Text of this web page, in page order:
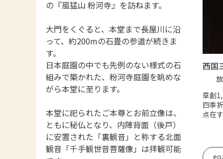
の『風猛山 粉河寺』を訪ねます。
大門をくぐると、本堂まで長屋川に沿
って、約200mの石畳の参道が続きま
す。
日本庭園の中でも先例のない様式の石
組みで築かれた、粉河寺庭園を眺めな
がら本堂に至ります。
本堂に祀られたご本尊とお前立像は、
ともに秘仏となり、内陣背面（後戸）
に安置された「裏観音」と称する北面
観音「千手観世音菩薩像」は拝観可能
西国
草創
四季
点在
eo